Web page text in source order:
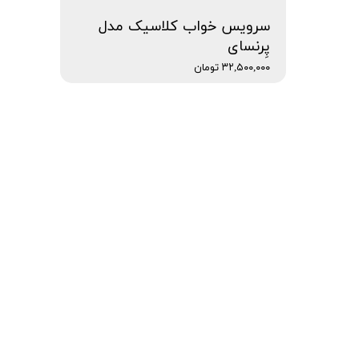
سرویس خواب کلاسیک مدل
پِرنسای
۳۲,۵۰۰,۰۰۰ تومان